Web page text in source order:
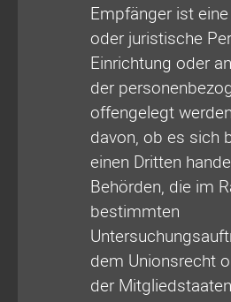
Empfänger ist
oder juristische
Einrichtung oder
der
offengelegt
davon, ob es sich
einen Dritten
Behörden, die im
bestimmten
dem Unionsrecht
der Mitgliedstaaten